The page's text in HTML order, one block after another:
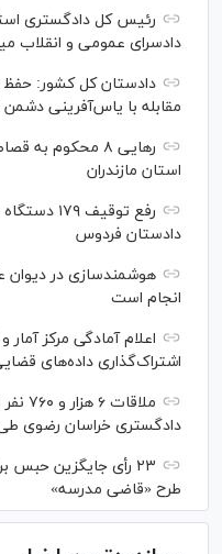
رئیس کل دادگستری
دادسرای عمومی و انقلاب
دادستان کل کشور: حفظ
مقابله با یاس‌آفرینی
رهایی ۸ محکوم
استان مازندران
رفع توقیف
دادستان فردوس
هوشمندسازی در دیوان
انجام است
اعلام آمادگی مرکز
اشتراک‌گذاری داده‌های
دادگستری خراسان رضوی
۲۳ رأی جایگزین حبس
طرح «قاضی مدرسه»